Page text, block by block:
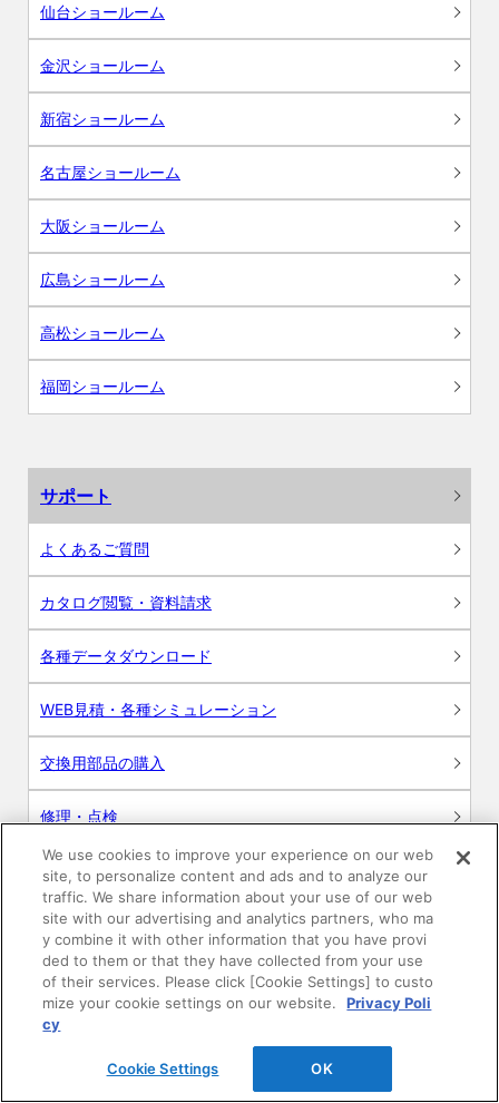
仙台ショールーム
金沢ショールーム
新宿ショールーム
名古屋ショールーム
大阪ショールーム
広島ショールーム
高松ショールーム
福岡ショールーム
サポート
よくあるご質問
カタログ閲覧・資料請求
各種データダウンロード
WEB見積・各種シミュレーション
交換用部品の購入
修理・点検
お問い合わせ
ログイン
建築・設計関係者様向けサイト
ユーザー登録サービス
WEB見積システム
We use cookies to improve your experience on our web
site, to personalize content and ads and to analyze our
traffic. We share information about your use of our web
site with our advertising and analytics partners, who ma
y combine it with other information that you have provi
ded to them or that they have collected from your use
of their services. Please click [Cookie Settings] to custo
mize your cookie settings on our website.
Privacy Poli
cy
Cookie Settings OK